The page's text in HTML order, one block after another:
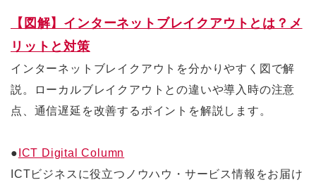
【図解】インターネットブレイクアウトとは？メ
リットと対策
インターネットブレイクアウトを分かりやすく図で解
説。ローカルブレイクアウトとの違いや導入時の注意
点、通信遅延を改善するポイントを解説します。
● ICT Digital Column
ICTビジネスに役立つノウハウ・サービス情報をお届け